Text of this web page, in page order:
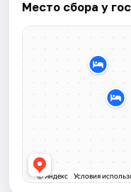
Место сбора у